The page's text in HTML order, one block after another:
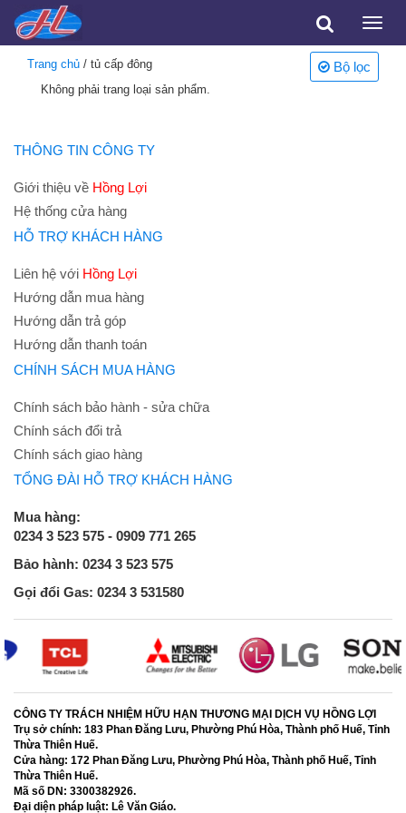
Toggle
Trang chủ / tủ cấp đông Bộ lọc
Không phải trang loại sản phẩm.
THÔNG TIN CÔNG TY
Giới thiệu về Hồng Lợi
Hệ thống cửa hàng
HỖ TRỢ KHÁCH HÀNG
Liên hệ với Hồng Lợi
Hướng dẫn mua hàng
Hướng dẫn trả góp
Hướng dẫn thanh toán
CHÍNH SÁCH MUA HÀNG
Chính sách bảo hành - sửa chữa
Chính sách đổi trả
Chính sách giao hàng
TỔNG ĐÀI HỖ TRỢ KHÁCH HÀNG
Mua hàng:
0234 3 523 575 - 0909 771 265
Bảo hành: 0234 3 523 575
Gọi đổi Gas: 0234 3 531580
CÔNG TY TRÁCH NHIỆM HỮU HẠN THƯƠNG MẠI DỊCH VỤ HỒNG LỢI
Trụ sở chính: 183 Phan Đăng Lưu, Phường Phú Hòa, Thành phố Huế, Tỉnh
Thừa Thiên Huế.
Cửa hàng: 172 Phan Đăng Lưu, Phường Phú Hòa, Thành phố Huế, Tỉnh
Thừa Thiên Huế.
Mã số DN: 3300382926.
Đại diện pháp luật: Lê Văn Giáo.